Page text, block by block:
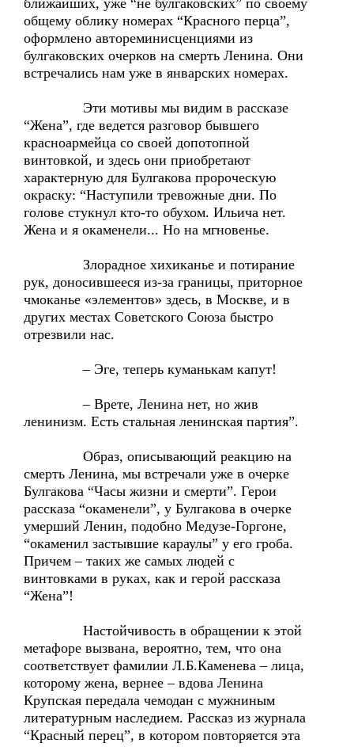
ближайших, уже “не булгаковских” по своему
общему облику номерах “Красного перца”,
оформлено автореминисценциями из
булгаковских очерков на смерть Ленина. Они
встречались нам уже в январских номерах.
Эти мотивы мы видим в рассказе
“Жена”, где ведется разговор бывшего
красноармейца со своей допотопной
винтовкой, и здесь они приобретают
характерную для Булгакова пророческую
окраску: “Наступили тревожные дни. По
голове стукнул кто-то обухом. Ильича нет.
Жена и я окаменели... Но на мгновенье.
Злорадное хихиканье и потирание
рук, доносившееся из-за границы, приторное
чмоканье «элементов» здесь, в Москве, и в
других местах Советского Союза быстро
отрезвили нас.
– Эге, теперь куманькам капут!
– Врете, Ленина нет, но жив
ленинизм. Есть стальная ленинская партия”.
Образ, описывающий реакцию на
смерть Ленина, мы встречали уже в очерке
Булгакова “Часы жизни и смерти”. Герои
рассказа “окаменели”, у Булгакова в очерке
умерший Ленин, подобно Медузе-Горгоне,
“окаменил застывшие караулы” у его гроба.
Причем – таких же самых людей с
винтовками в руках, как и герой рассказа
“Жена”!
Настойчивость в обращении к этой
метафоре вызвана, вероятно, тем, что она
соответствует фамилии Л.Б.Каменева – лица,
которому жена, вернее – вдова Ленина
Крупская передала чемодан с мужниным
литературным наследием. Рассказ из журнала
“Красный перец”, в котором повторяется эта